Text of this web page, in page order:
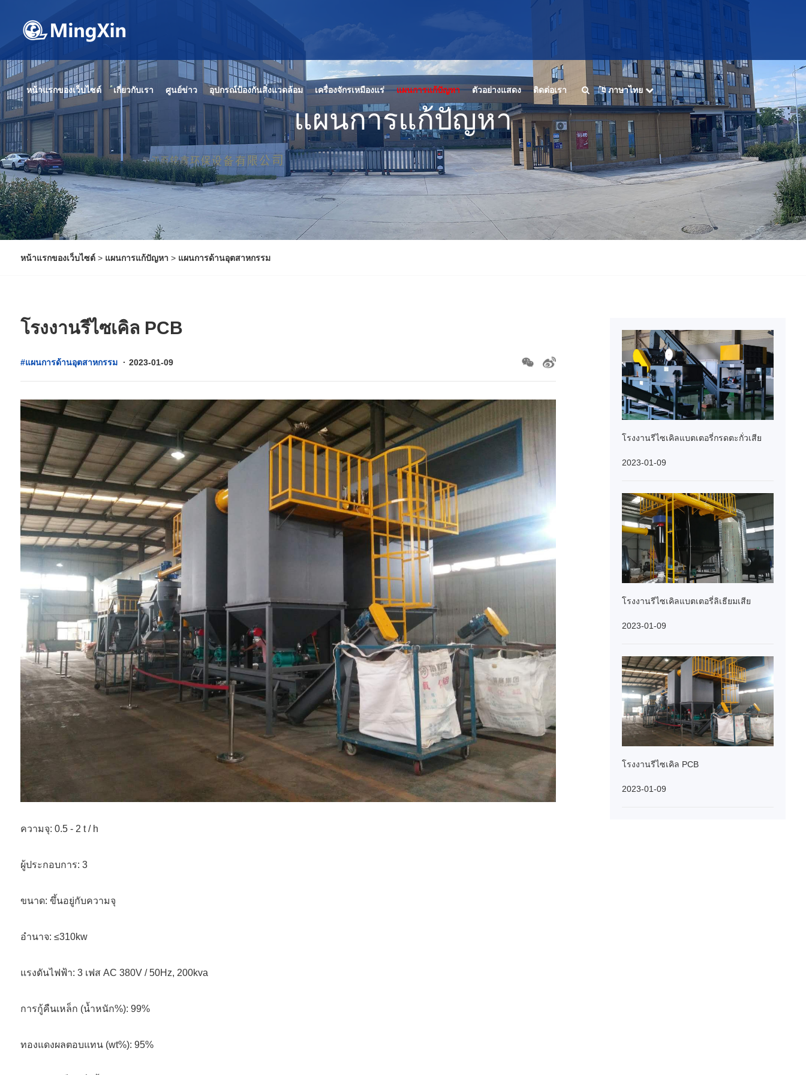
หน้าแรกของเว็บไซต์ เกี่ยวกับเรา ศูนย์ข่าว อุปกรณ์ป้องกันสิ่งแวดล้อม เครื่องจักรเหมืองแร่ แผนการแก้ปัญหา ตัวอย่างแสดง ติดต่อเรา ภาษาไทย
แผนการแก้ปัญหา
หน้าแรกของเว็บไซต์> แผนการแก้ปัญหา > แผนการด้านอุตสาหกรรม
โรงงานรีไซเคิล PCB
#แผนการด้านอุตสาหกรรม · 2023-01-09
ความจุ: 0.5 - 2 t / h
ผู้ประกอบการ: 3
ขนาด: ขึ้นอยู่กับความจุ
อำนาจ: ≤310kw
แรงดันไฟฟ้า: 3 เฟส AC 380V / 50Hz, 200kva
การกู้คืนเหล็ก (น้ำหนัก%): 99%
ทองแดงผลตอบแทน (wt%): 95%
โรงงานรีไซเคิลแบตเตอรี่กรดตะกั่วเสีย
2023-01-09
โรงงานรีไซเคิลแบตเตอรี่ลิเธียมเสีย
2023-01-09
โรงงานรีไซเคิล PCB
2023-01-09